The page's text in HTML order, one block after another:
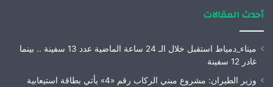
أحدث المقالات
ميناء_دمياط استقبل خلال الـ 24 ساعة الماضية عدد 13 سفينة .. بينما
غادر 12 سفينة
وزير الطيران: مشروع مبني الركاب رقم «4» يأتي بطاقة استيعابية